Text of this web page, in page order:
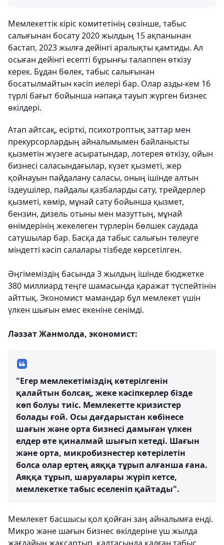
Мемлекеттік кіріс комитетінің сөзінше, табыс
салығынан босату 2020 жылдың 15 ақпанынан
бастап, 2023 жылға дейінгі аралықты қамтиды. Ал
осыған дейінгі есепті бұрынғы талаппен өткізу
керек. Бұдан бөлек, табыс салығынан
босатылмайтын кәсіп иелері бар. Олар азды-кем 16
түрлі бағыт бойынша нәпақа тауып жүрген бизнес
өкілдері.
Атап айтсақ, есірткі, психотроптық заттар мен
прекурсорлардың айналымымен байланысты
қызметін жүзеге асыратындар, лотерея өткізу, ойын
бизнесі саласындағылар, күзет қызметі, жер
қойнауын пайдалану саласы, оның ішінде алтын
іздеушілер, пайдалы қазбаларды сату, трейдерлер
қызметі, көмір, мұнай сату бойынша қызмет,
бензин, дизель отыны мен мазуттың, мұнай
өнімдерінің жекелеген түрлерін бөлшек саудада
сатушылар бар. Басқа да табыс салығын төлеуге
міндетті кәсіп салалары тізбеде көрсетілген.
Әңгімеміздің басында 3 жылдың ішінде бюджетке
380 миллиард теңге шамасында қаражат түспейтінін
айттық. Экономист мамандар бұл мемлекет үшін
үлкен шығын емес екеніне сенімді.
Ләззат Жанмолда, экономист:
"Егер мемлекетіміздің көтерілгенін
қалайтын болсақ, жеке кәсіпкерлер бізде
көп болуы тиіс. Мемлекетте кризистер
болады ғой. Осы дағдарыстан көбінесе
шағын және орта бизнесі дамыған үлкен
елдер өте қиналмай шығып кетеді. Шағын
және орта, микробизнестер көтерілетін
болса олар ертең аяққа тұрып алғанша ғана.
Аяққа тұрып, шаруалары жүріп кетсе,
мемлекетке табыс еселеніп қайтады".
Мемлекет басшысы қол қойған заң айналымға енді.
Микро және шағын бизнес өкілдеріне үш жылда